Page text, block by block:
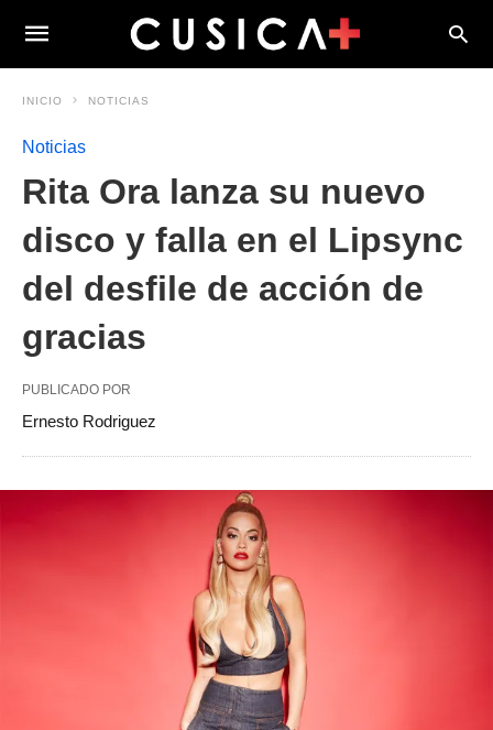
INICIO NOTICIAS
Noticias
Rita Ora lanza su nuevo
disco y falla en el Lipsync
del desfile de acción de
gracias
PUBLICADO POR
Ernesto Rodriguez